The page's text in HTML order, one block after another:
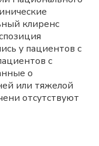
клиренс
у пациентов с
с
о
или тяжелой
отсутствуют